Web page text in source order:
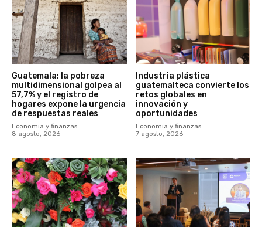
Guatemala: la pobreza
multidimensional golpea al
57,7% y el registro de
hogares expone la urgencia
de respuestas reales
Economía y finanzas
8 agosto, 2026
Industria plástica
guatemalteca convierte los
retos globales en
innovación y
oportunidades
Economía y finanzas
7 agosto, 2026